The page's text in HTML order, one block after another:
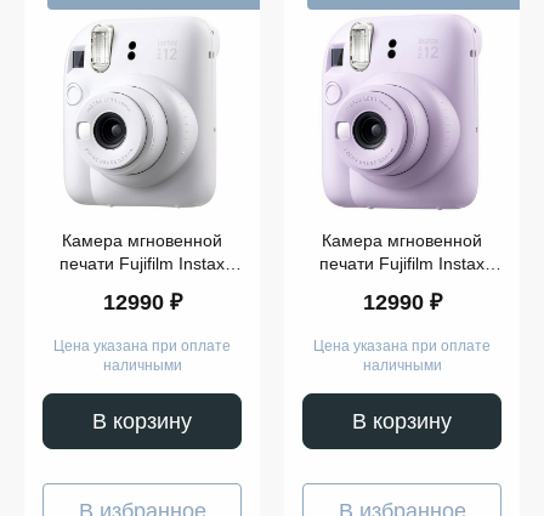
Камера мгновенной
печати Fujifilm Instax
12990 ₽
Цена указана при оплате
наличными
В корзину
В избранное
Камера мгновенной
печати Fujifilm Instax
12990 ₽
Цена указана при оплате
наличными
В корзину
В избранное